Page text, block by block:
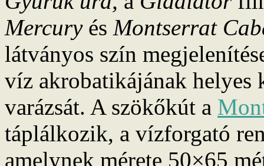
Mercuryés Montserrat
látványos szín
víz akrobatikájának helyes
varázsát. A szökőkút a
táplálkozik, a vízforgató
amelynek mérete 50×65